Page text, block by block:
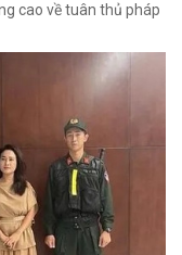
cao về tuân thủ pháp